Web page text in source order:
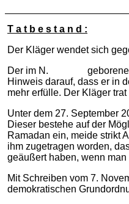
T a t b e s t a n d :
Der Kläger wendet sich
Der im N. geborene
Hinweis darauf, dass er in
mehr erfülle. Der Kläger
Unter dem 27. September
Dieser bestehe auf der
Ramadan ein, meide strikt
ihm zugetragen worden,
geäußert haben, wenn
Mit Schreiben vom 7.
demokratischen